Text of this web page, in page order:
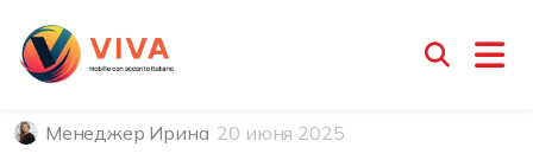
Кварцевый агломерат
Radianz
Менеджер Ирина 20 июня 2025